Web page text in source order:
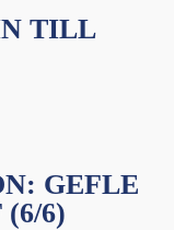
TILL
GEFLE
6)